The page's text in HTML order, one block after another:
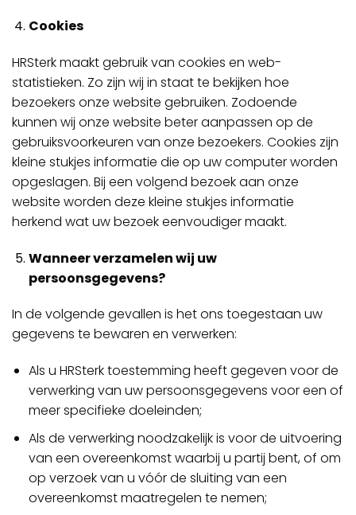
Cookies
HRSterk maakt gebruik van cookies en web-
statistieken. Zo zijn wij in staat te bekijken hoe
bezoekers onze website gebruiken. Zodoende
kunnen wij onze website beter aanpassen op de
gebruiksvoorkeuren van onze bezoekers. Cookies zijn
kleine stukjes informatie die op uw computer worden
opgeslagen. Bij een volgend bezoek aan onze
website worden deze kleine stukjes informatie
herkend wat uw bezoek eenvoudiger maakt.
Wanneer verzamelen wij uw
persoonsgegevens?
In de volgende gevallen is het ons toegestaan uw
gegevens te bewaren en verwerken:
Als u HRSterk toestemming heeft gegeven voor de
verwerking van uw persoonsgegevens voor een of
meer specifieke doeleinden;
Als de verwerking noodzakelijk is voor de uitvoering
van een overeenkomst waarbij u partij bent, of om
op verzoek van u vóór de sluiting van een
overeenkomst maatregelen te nemen;